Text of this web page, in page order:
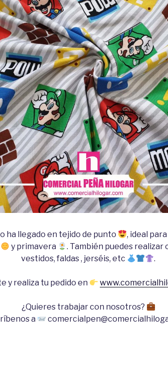
ha llegado en tejido de punto
, ideal
y primavera
. También puedes realizar
vestidos, faldas , jerséis, etc
.
y realiza tu pedido en
¿Quieres trabajar con nosotros?
a